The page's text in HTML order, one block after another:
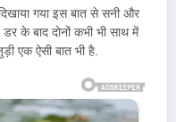
गया इस बात से सनी और
के बाद दोनों कभी भी साथ में
एक ऐसी बात भी है.